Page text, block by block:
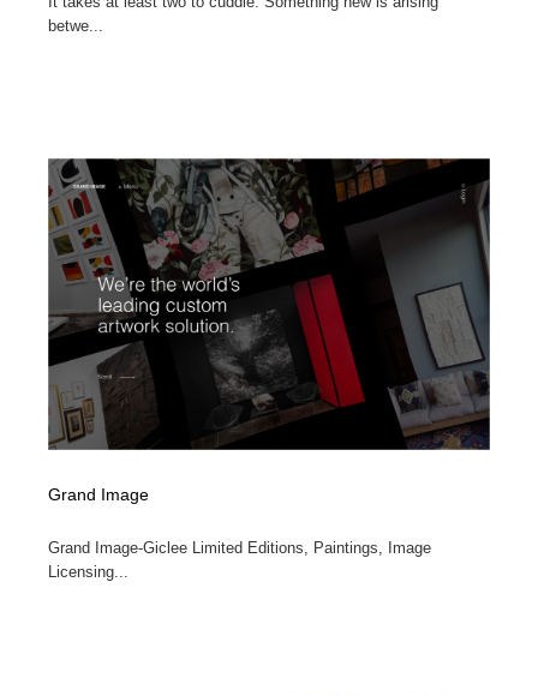
betwe...
Grand Image
Grand Image-Giclee Limited Editions, Paintings, Image
Licensing...